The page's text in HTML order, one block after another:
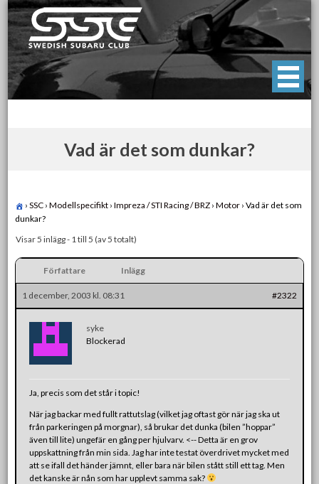
Skip
to
content
Swedish Subaru Club
För oss som älskar Subaru!
Vad är det som dunkar?
› SSC › Modellspecifikt › Impreza / STI Racing / BRZ › Motor › Vad är det som
dunkar?
Visar 5 inlägg - 1 till 5 (av 5 totalt)
Författare Inlägg
1 december, 2003 kl. 08:31 #2322
syke
Blockerad
Ja, precis som det står i topic!
När jag backar med fullt rattutslag (vilket jag oftast gör när jag ska ut
från parkeringen på morgnar), så brukar det dunka (bilen ”hoppar”
även till lite) ungefär en gång per hjulvarv. <-- Detta är en grov
uppskattning från min sida. Jag har inte testat överdrivet mycket med
att se ifall det händer jämnt, eller bara när bilen stått still ett tag. Men
det kanske är nån som har upplevt samma sak?